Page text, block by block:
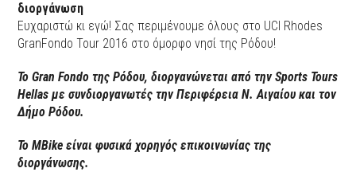
διοργάνωση
Ευχαριστώ κι εγώ! Σας περιμένουμε όλους στο UCI Rhodes
GranFondo Tour 2016 στο όμορφο νησί της Ρόδου!
Το Gran Fondo της Ρόδου, διοργανώνεται από την Sports Tours
Hellas με συνδιοργανωτές την Περιφέρεια Ν. Αιγαίου και τον
Δήμο Ρόδου.
Το MBike είναι φυσικά χορηγός επικοινωνίας της
διοργάνωσης.